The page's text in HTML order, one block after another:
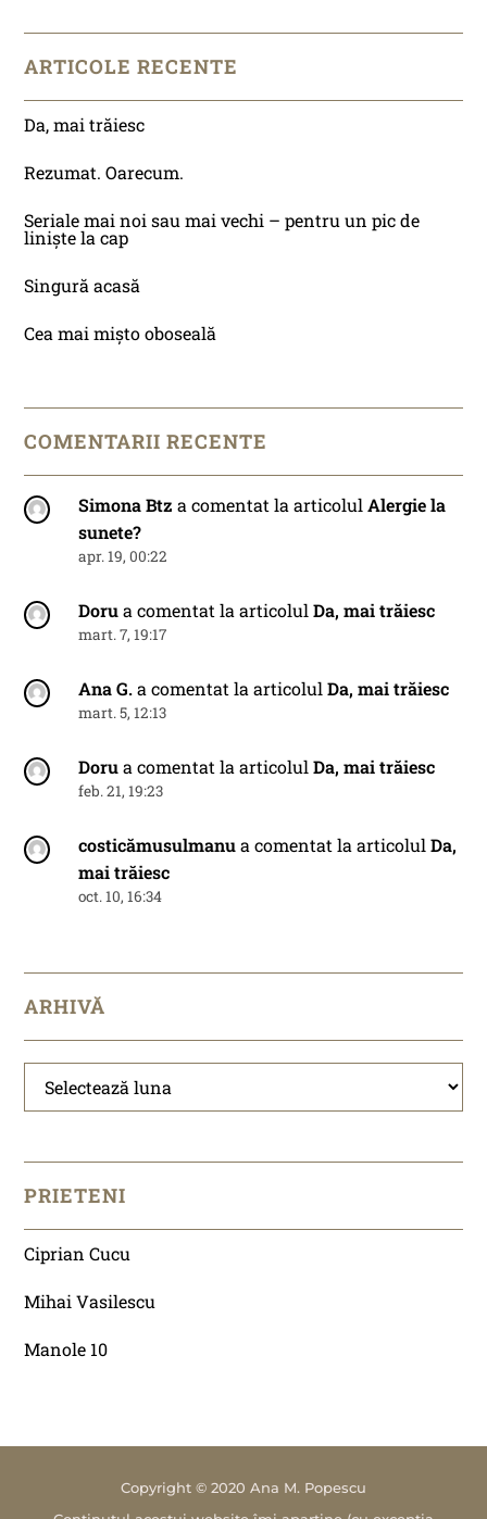
ARTICOLE RECENTE
Da, mai trăiesc
Rezumat. Oarecum.
Seriale mai noi sau mai vechi – pentru un pic de
liniște la cap
Singură acasă
Cea mai mișto oboseală
COMENTARII RECENTE
Simona Btz a comentat la articolulAlergie la
sunete?
apr. 19, 00:22
Dorua comentat la articolulDa, mai trăiesc
mart. 7, 19:17
Ana G.a comentat la articolulDa, mai trăiesc
mart. 5, 12:13
Dorua comentat la articolulDa, mai trăiesc
feb. 21, 19:23
costicămusulmanua comentat la articolulDa,
mai trăiesc
oct. 10, 16:34
ARHIVĂ
Arhivă
PRIETENI
Ciprian Cucu
Mihai Vasilescu
Manole 10
Copyright © 2020 Ana M. Popescu